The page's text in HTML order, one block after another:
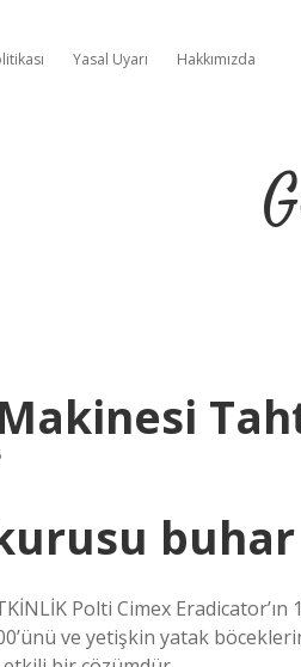
Yasal Uyarı Hakkımızda
Polti Cimex Eradicator’ın
ve yetişkin yatak